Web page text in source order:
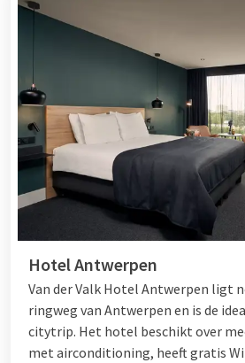
Hotel Antwerpen
Van der Valk Hotel Antwerpen ligt
ringweg van Antwerpen en is de
citytrip. Het hotel beschikt over
met airconditioning, heeft gratis